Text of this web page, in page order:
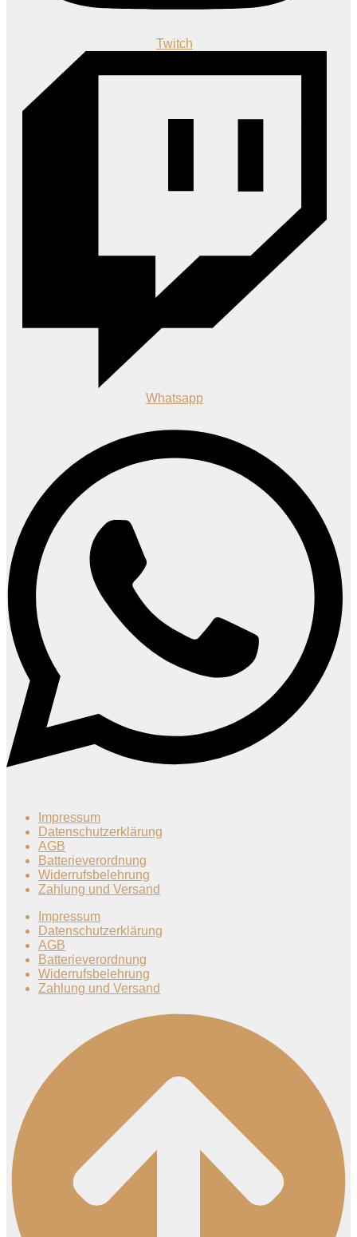
Twitch
Whatsapp
Impressum
Datenschutzerklärung
AGB
Batterieverordnung
Widerrufsbelehrung
Zahlung und Versand
Impressum
Datenschutzerklärung
AGB
Batterieverordnung
Widerrufsbelehrung
Zahlung und Versand